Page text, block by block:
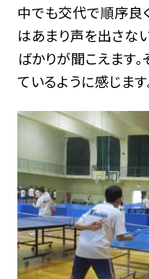
中でも交代で順序良
はあまり声を出さな
ばかりが聞こえます
ているように感じま